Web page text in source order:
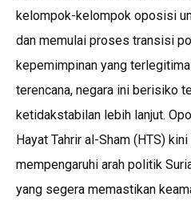
kelompok-kelompok oposisi
dan memulai proses transisi
kepemimpinan yang
terencana, negara ini berisiko
ketidakstabilan lebih lanjut.
Hayat Tahrir al-Sham (HTS)
mempengaruhi arah politik
yang segera memastikan